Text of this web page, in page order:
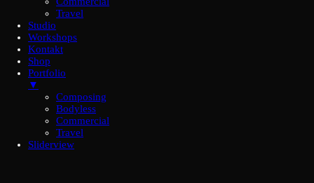
Travel
Studio
Workshops
Kontakt
Shop
Portfolio
▼
Composing
Bodyless
Commercial
Travel
Sliderview